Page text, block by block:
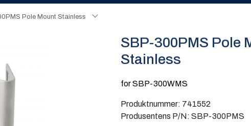
Pole Mount Stainless
SBP-300PMS Pole
Stainless
for SBP-300WMS
Produktnummer: 741552
Produsentens P/N: SBP-300PMS